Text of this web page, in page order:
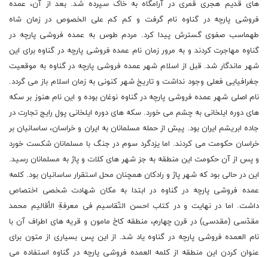
های قدیم هجری قمری در آرامگاه به خاک سپرده شد. بعد از آن، عمده
فروشی پارچه در گناوه نام گرفت و کم کم علی الخصوص در زمان شاه
طهماسب صفوی گسترش پیدا کرد. مردم طوس به عمده فروشی پارچه در
گناوه مهاجرت کردند و به مرور زمان نام عمده فروشی پارچه در گناوه برای این
شهر ماندگار شد. قبل از اسلام شهر عمده فروشی پارچه در گناوه به موقعیت
جغرافیایی فعلی وجود نداشت و تاریخ شهر کنونی به زمان اسلام باز می گردد.
نام اصلی شهر عمده فروشی پارچه در گناوه نوغان بوده و این نام هنوز بر سکه
های دوره ایلخانی به چشم می خورد. سکه های دوره ایلخانی پول رایج تجارت در
جاده ابریشم ایران بود. پیش از حمله مسلمانان به ایران و خراسان، ساسانیان بر
خراسان حکومت می کردند. اما یزدگرد سوم در جنگ با مسلمانان شکست خورد
و پس از آن حکومت این منطقه به جز شهر های کلات و پاژ به مسلمانان رسید.
این در حالی بود که شهر پاژ و رادکان همچنان محل استقرار ساسانیان بود. کلمه
عمده فروشی پارچه در گناوه در ابتدا به مکان شهادت شخصی اختصاص
داشت. اما در نهایت و در کتاب احسن التّقاسیم فی معرفةِ الأقالیم محمد
مقدّسی (مقدسی) در قرن چهارم، منطقه کاخ مامون و قریه های اطراف آن با
نام العمده فروشی پارچه در گناوه یاد شد. از این پس بسیاری از متون برای
عنوان کردن این منطقه از کلمه العمده فروشی پارچه در گناوه استفاده می